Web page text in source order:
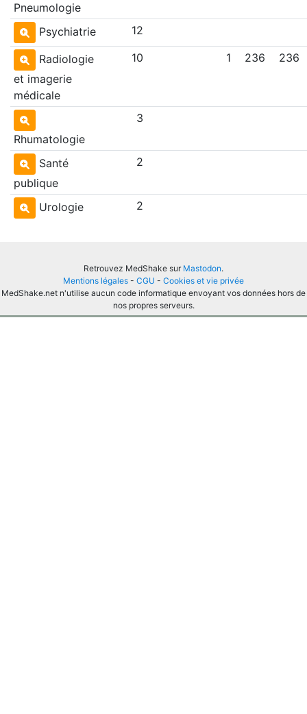
Pneumologie
Psychiatrie 12
Radiologie
et imagerie
médicale
10 1 236 236
Rhumatologie
3
Santé
publique
2
Urologie 2
Retrouvez MedShake sur Mastodon.
Mentions légales - CGU - Cookies et vie privée
MedShake.net n'utilise aucun code informatique envoyant vos données hors de
nos propres serveurs.